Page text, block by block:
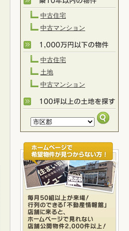
中古住宅
中古マンション
中古住宅
土地
中古マンション